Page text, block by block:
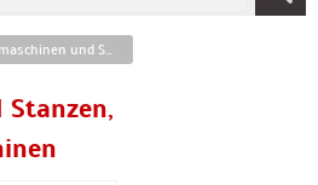
Ösmaschinen und Stanzen, Eckenrundemaschinen
Stanzen,